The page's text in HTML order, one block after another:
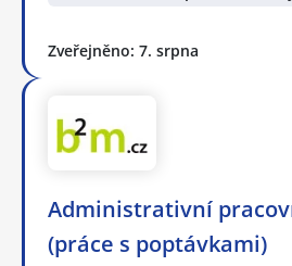
Zveřejněno: 7. srpna
Administrativní
(práce s poptávkami)